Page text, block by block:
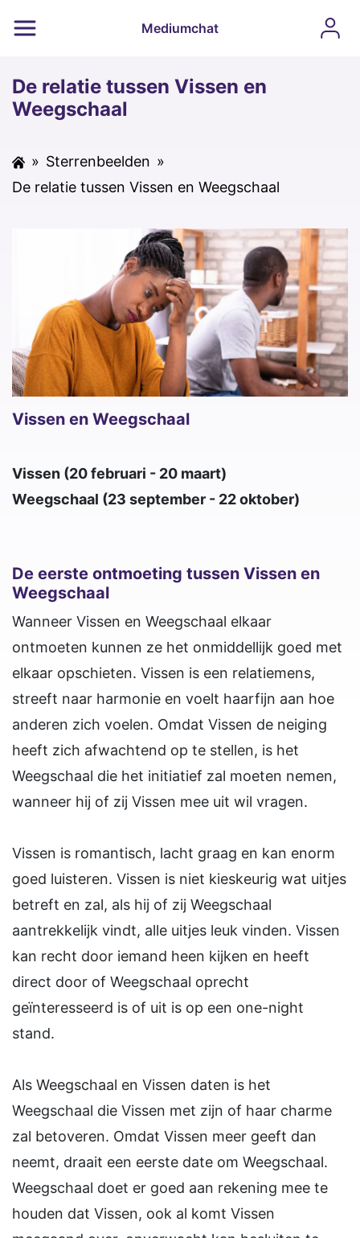
Mediumchat
De relatie tussen Vissen en
Weegschaal
» Sterrenbeelden »
De relatie tussen Vissen en Weegschaal
Vissen en Weegschaal
Vissen (20 februari - 20 maart)
Weegschaal (23 september - 22 oktober)
De eerste ontmoeting tussen Vissen en
Weegschaal
Wanneer Vissen en Weegschaal elkaar
ontmoeten kunnen ze het onmiddellijk goed met
elkaar opschieten. Vissen is een relatiemens,
streeft naar harmonie en voelt haarfijn aan hoe
anderen zich voelen. Omdat Vissen de neiging
heeft zich afwachtend op te stellen, is het
Weegschaal die het initiatief zal moeten nemen,
wanneer hij of zij Vissen mee uit wil vragen.
Vissen is romantisch, lacht graag en kan enorm
goed luisteren. Vissen is niet kieskeurig wat uitjes
betreft en zal, als hij of zij Weegschaal
aantrekkelijk vindt, alle uitjes leuk vinden. Vissen
kan recht door iemand heen kijken en heeft
direct door of Weegschaal oprecht
geïnteresseerd is of uit is op een one-night
stand.
Als Weegschaal en Vissen daten is het
Weegschaal die Vissen met zijn of haar charme
zal betoveren. Omdat Vissen meer geeft dan
neemt, draait een eerste date om Weegschaal.
Weegschaal doet er goed aan rekening mee te
houden dat Vissen, ook al komt Vissen